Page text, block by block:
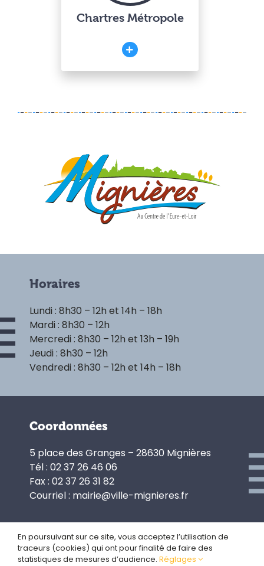
Chartres Métropole
Horaires
Lundi : 8h30 – 12h et 14h – 18h
Mardi : 8h30 – 12h
Mercredi : 8h30 – 12h et 13h – 19h
Jeudi : 8h30 – 12h
Vendredi : 8h30 – 12h et 14h – 18h
Coordonnées
5 place des Granges – 28630 Mignières
Tél : 02 37 26 46 06
Fax : 02 37 26 31 82
Courriel : mairie@ville-mignieres.fr
Politique de confidentialité
Gestion des cookies
En poursuivant sur ce site, vous acceptez l’utilisation de
traceurs (cookies) qui ont pour finalité de faire des
statistiques de mesures d’audience. Réglages